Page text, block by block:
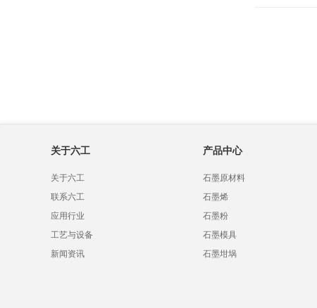
关于六工
关于六工
联系六工
应用行业
工艺与设备
新闻资讯
产品中心
石墨原材料
石墨烯
石墨粉
石墨模具
石墨坩埚